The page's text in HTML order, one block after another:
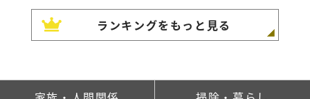
ランキングをもっと見る